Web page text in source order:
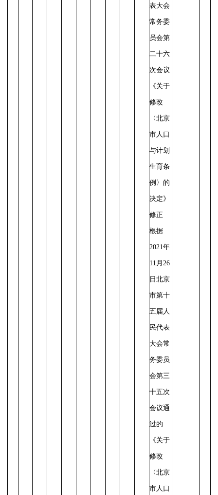
表大会
常务委
员会第
二十六
次会议
《关于
修改
〈北京
市人口
与计划
生育条
例〉的
决定》
修正
根据
2021年
11月26
日北京
市第十
五届人
民代表
大会常
务委员
会第三
十五次
会议通
过的
《关于
修改
〈北京
市人口